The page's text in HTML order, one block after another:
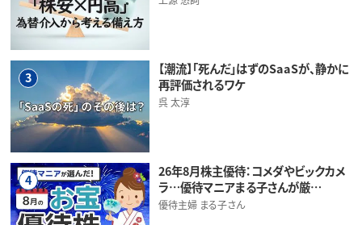
3
【潮流】「死んだ」はずのSaaSが、静かに
再評価されるワケ
呉 太淳
4
26年8月株主優待：コメダやビックカメ
ラ…優待マニアまる子さんが厳…
優待主婦 まる子さん